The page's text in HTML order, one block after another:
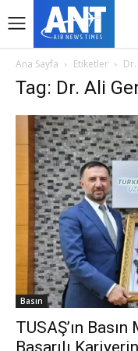
Ana Sayfa Etiketler
Tag: Dr. Ali
Basın
TUSAŞ’ın
Başarılı